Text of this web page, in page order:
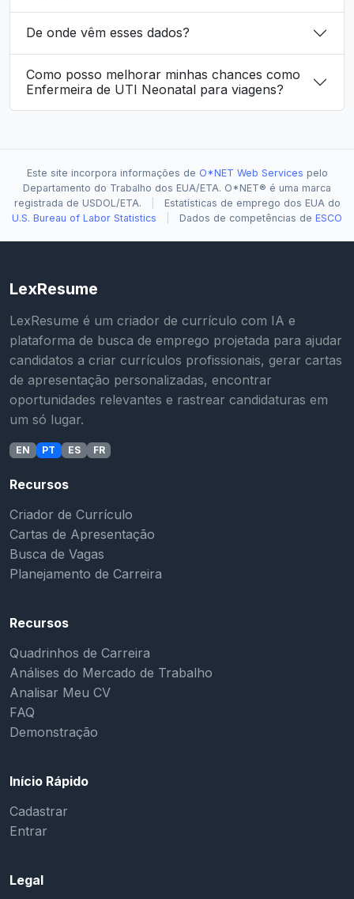
De onde vêm esses dados?
Como posso melhorar minhas chances como
Enfermeira de UTI Neonatal para viagens?
Este site incorpora informações de O*NET Web Services pelo
Departamento do Trabalho dos EUA/ETA. O*NET® é uma marca
registrada de USDOL/ETA.
Estatísticas de emprego dos EUA do
U.S. Bureau of Labor Statistics
Dados de competências de ESCO
LexResume
LexResume é um criador de currículo com IA e
plataforma de busca de emprego projetada para ajudar
candidatos a criar currículos profissionais, gerar cartas
de apresentação personalizadas, encontrar
oportunidades relevantes e rastrear candidaturas em
um só lugar.
EN PT ES FR
Recursos
Criador de Currículo
Cartas de Apresentação
Busca de Vagas
Planejamento de Carreira
Recursos
Quadrinhos de Carreira
Análises do Mercado de Trabalho
Analisar Meu CV
FAQ
Demonstração
Início Rápido
Cadastrar
Entrar
Legal